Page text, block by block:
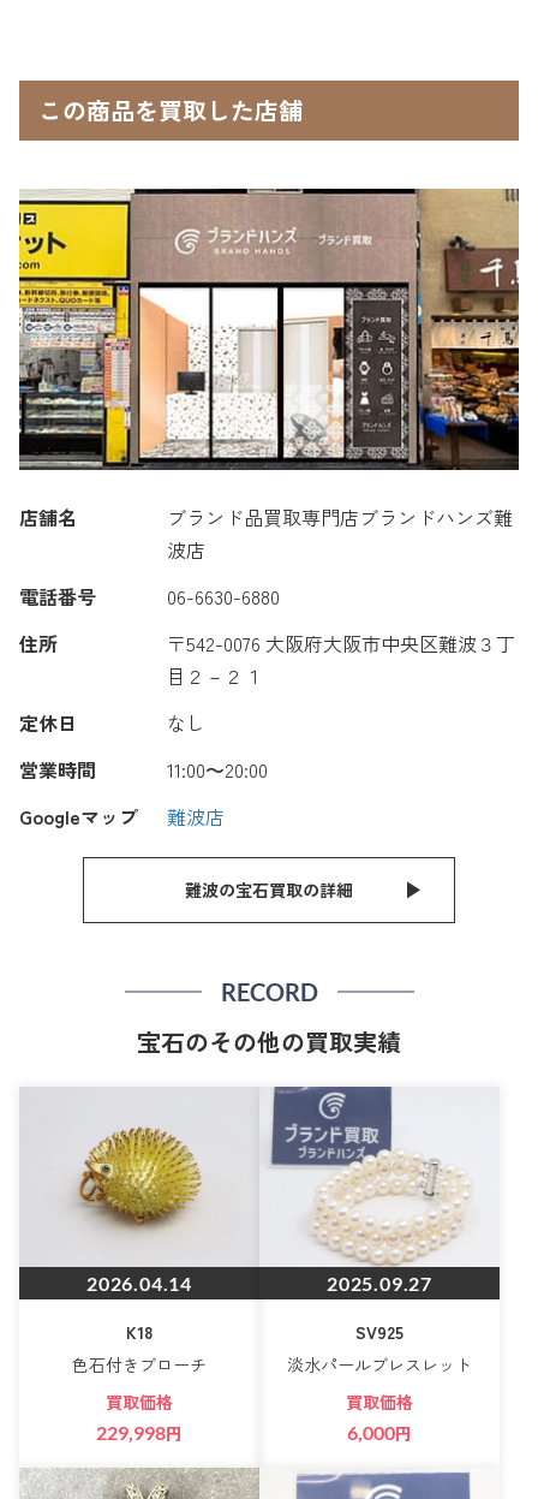
この商品を買取した店舗
店舗名
ブランド品買取専門店ブランドハンズ難
波店
電話番号
06-6630-6880
住所
〒542-0076 大阪府大阪市中央区難波３丁
目２－２１
定休日
なし
営業時間
11:00〜20:00
Googleマップ
難波店
難波の宝石買取の詳細
RECORD
宝石のその他の買取実績
2026.04.14
K18
色石付きブローチ
買取価格
229,998円
2025.09.27
SV925
淡水パールブレスレット
買取価格
6,000円